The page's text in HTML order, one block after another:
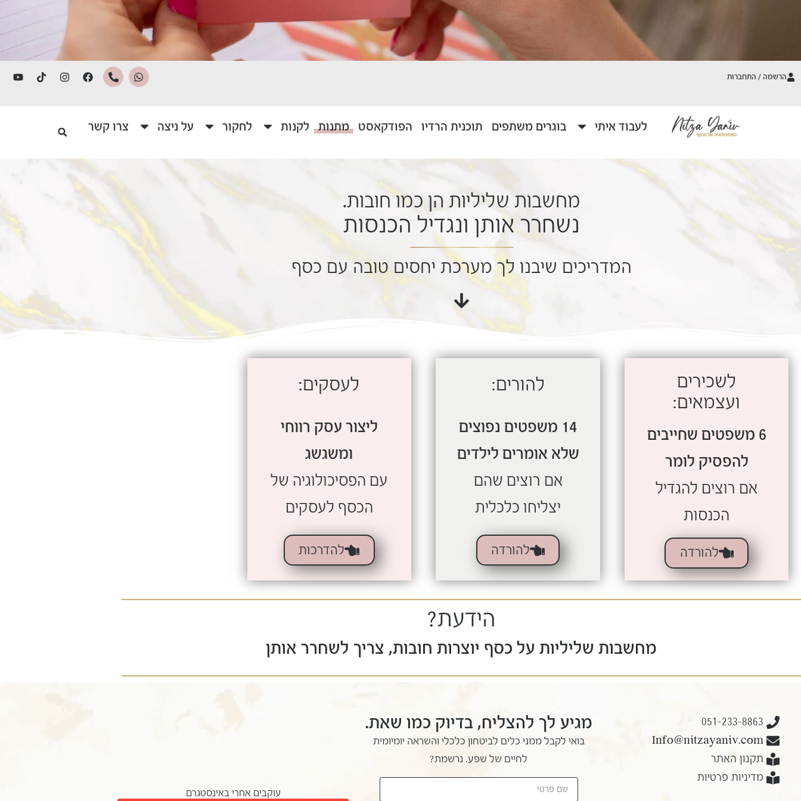
הרשמה / התחברות
לעבוד איתי בוגרים משתפים תוכנית הרדיו הפודקאסט מתנות לקנות לחקור על ניצה צרו קשר
מחשבות שליליות הן כמו חובות.
נשחרר אותן ונגדיל הכנסות
המדריכים שיבנו לך מערכת יחסים טובה עם כסף
לשכירים
ועצמאים:
6 משפטים שחייבים
להפסיק לומר
אם רוצים להגדיל
הכנסות
להורדה
להורים:
14 משפטים נפוצים
שלא אומרים לילדים
אם רוצים שהם
יצליחו כלכלית
להורדה
לעסקים:
ליצור עסק רווחי
ומשגשג
עם הפסיכולוגיה של
הכסף לעסקים
להדרכות
הידעת?
מחשבות שליליות על כסף יוצרות חובות, צריך לשחרר אותן
051-233-8863
Info@nitzayaniv.com
תקנון האתר
מדיניות פרטיות
מגיע לך להצליח, בדיוק כמו שאת.
בואי לקבל ממני כלים לביטחון כלכלי והשראה יומיומית
לחיים של שפע. נרשמת?
עוקבים אחרי באינסטגרם